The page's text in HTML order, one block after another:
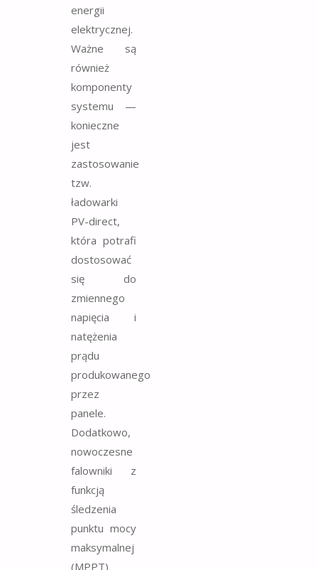
energii
elektrycznej.
Ważne są
również
komponenty
systemu —
konieczne
jest
zastosowanie
tzw.
ładowarki
PV-direct,
która potrafi
dostosować
się do
zmiennego
napięcia i
natężenia
prądu
produkowanego
przez
panele.
Dodatkowo,
nowoczesne
falowniki z
funkcją
śledzenia
punktu mocy
maksymalnej
(MPPT)